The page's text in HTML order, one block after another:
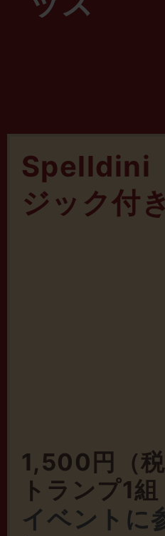
Spelldini
ジック付
1,500円（税
トランプ1
イベントに